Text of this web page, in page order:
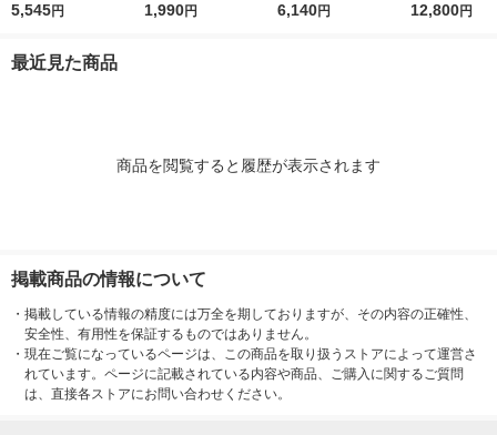
+BC-346XL （ブラッ
5,545円
ブラック 1個
1,990円
-381+380/5MP 標準 1
6,140円
ジ
12,800円
最近見た商品
商品を閲覧すると履歴が表示されます
掲載商品の情報について
・ 掲載している情報の精度には万全を期しておりますが、その内容の正確性、
安全性、有用性を保証するものではありません。
・ 現在ご覧になっているページは、この商品を取り扱うストアによって運営さ
れています。ページに記載されている内容や商品、ご購入に関するご質問
は、直接各ストアにお問い合わせください。